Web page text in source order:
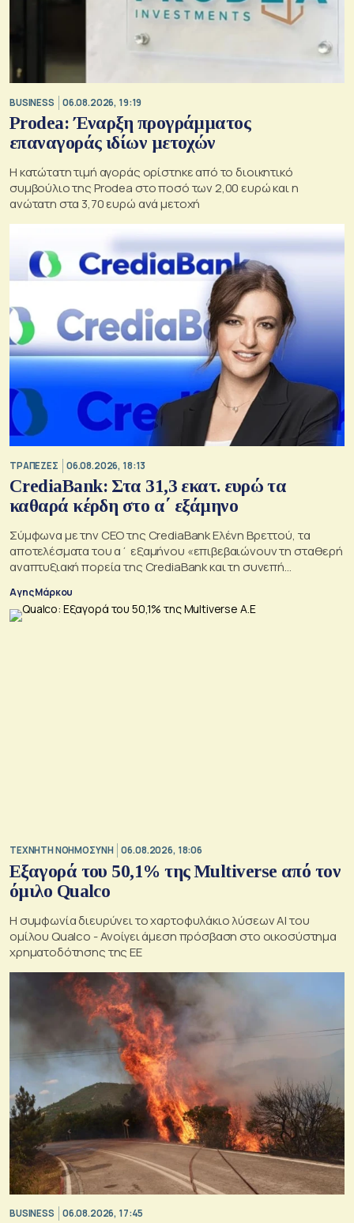
BUSINESS 06.08.2026, 19:19
Prodea: Έναρξη προγράμματος
επαναγοράς ιδίων μετοχών
Η κατώτατη τιμή αγοράς ορίστηκε από το διοικητικό
συμβούλιο της Prodea στο ποσό των 2,00 ευρώ και η
ανώτατη στα 3,70 ευρώ ανά μετοχή
ΤΡΑΠΕΖΕΣ 06.08.2026, 18:13
CrediaBank: Στα 31,3 εκατ. ευρώ τα
καθαρά κέρδη στο α΄ εξάμηνο
Σύμφωνα με την CEO της CrediaBank Ελένη Βρεττού, τα
αποτελέσματα του α΄ εξαμήνου «επιβεβαιώνουν τη σταθερή
αναπτυξιακή πορεία της CrediaBank και τη συνεπή
Αγης Μάρκου
TΕΧΝΗΤΗ ΝΟΗΜΟΣΥΝΗ 06.08.2026, 18:06
Εξαγορά του 50,1% της Multiverse από τον
όμιλο Qualco
Η συμφωνία διευρύνει το χαρτοφυλάκιο λύσεων ΑΙ του
ομίλου Qualco - Ανοίγει άμεση πρόσβαση στο οικοσύστημα
χρηματοδότησης της ΕΕ
BUSINESS 06.08.2026, 17:45